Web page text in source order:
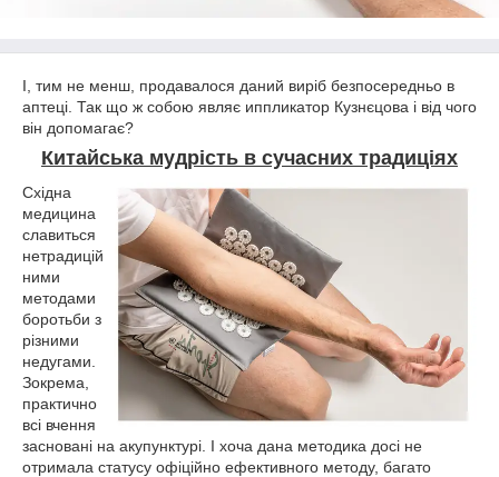
І, тим не менш, продавалося даний виріб безпосередньо в
аптеці. Так що ж собою являє иппликатор Кузнєцова і від чого
він допомагає?
Китайська мудрість в сучасних традиціях
Східна
медицина
славиться
нетрадицій
ними
методами
боротьби з
різними
недугами.
Зокрема,
практично
всі вчення
засновані на акупунктурі. І хоча дана методика досі не
отримала статусу офіційно ефективного методу, багато